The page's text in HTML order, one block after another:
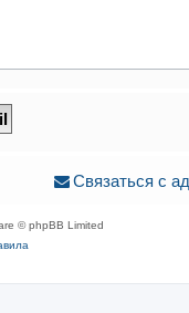
Связаться с
© phpBB Limited